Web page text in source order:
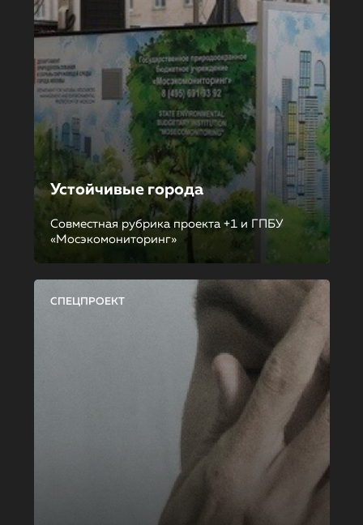
Устойчивые города
Совместная рубрика проекта +1 и ГПБУ
«Мосэкомониторинг»
СПЕЦПРОЕКТ